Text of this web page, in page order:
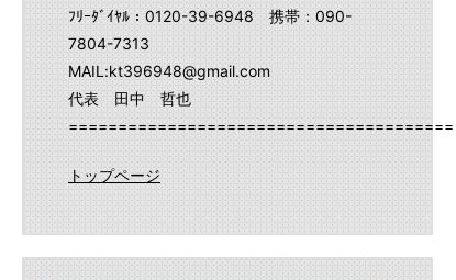
ﾌﾘｰﾀﾞｲﾔﾙ：0120-39-6948 携帯：090-
7804-7313
MAIL:kt396948@gmail.com
代表 田中 哲也
トップページ